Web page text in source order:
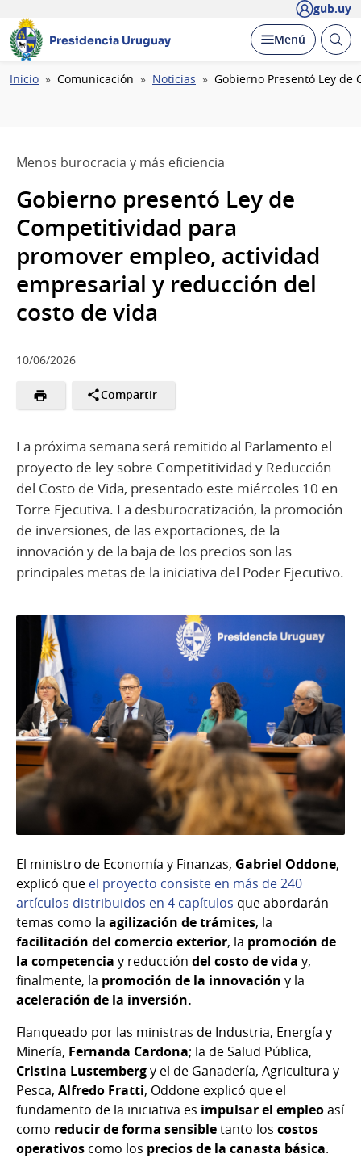
gub.uy
Presidencia Uruguay Desplegar
Menú Abrir
Ruta
Inicio Comunicación Noticias Gobierno Presentó Ley de
Menos burocracia y más eficiencia
Gobierno presentó Ley de
Competitividad para
promover empleo, actividad
empresarial y reducción del
costo de vida
10/06/2026
Compartir
La próxima semana será remitido al Parlamento el
proyecto de ley sobre Competitividad y Reducción
del Costo de Vida, presentado este miércoles 10 en
Torre Ejecutiva. La desburocratización, la promoción
de inversiones, de las exportaciones, de la
innovación y de la baja de los precios son las
principales metas de la iniciativa del Poder Ejecutivo.
El ministro de Economía y Finanzas, Gabriel Oddone,
explicó que el proyecto consiste en más de 240
artículos distribuidos en 4 capítulos que abordarán
temas como la agilización de trámites, la
facilitación del comercio exterior, la promoción de
la competencia y reducción del costo de vida y,
finalmente, la promoción de la innovación y la
aceleración de la inversión.
Flanqueado por las ministras de Industria, Energía y
Minería, Fernanda Cardona; la de Salud Pública,
Cristina Lustembergy el de Ganadería, Agricultura y
Pesca, Alfredo Fratti, Oddone explicó que el
fundamento de la iniciativa es impulsar el empleoasí
como reducir de forma sensibletanto los costos
operativos como los precios de la canasta básica.